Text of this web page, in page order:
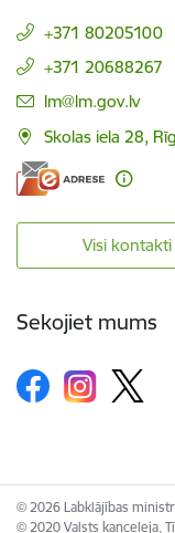
+371 80205100
+371 20688267
E-pasts:
lm@lm.gov.lv
Skolas iela 28,
Visi kontakti
Sekojiet mums
© 2026 Labklājības
© 2020 Valsts kanceleja,